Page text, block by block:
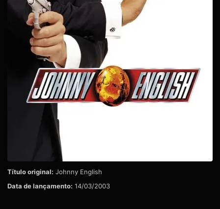
Título original: Johnny English
Data de lançamento: 14/03/2003